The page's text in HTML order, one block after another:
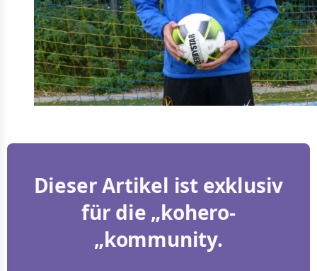
Dieser Artikel ist exklusiv
für die „kohero-
„kommunity.